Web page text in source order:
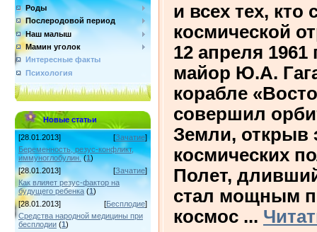
Роды
Послеродовой период
Наш малыш
Мамин уголок
Интересные факты
Психология
Новые статьи
[28.01.2013] [Зачатие]
Беременность, резус-конфликт,
иммуноглобулин. (1)
[28.01.2013]
[Зачатие]
Как влияет резус-фактор на
будущего ребенка (1)
[28.01.2013]
[Бесплодие]
Средства народной медицины при
бесплодии (1)
и всех тех, кто
космической
12 апреля
майор Ю.А.
корабле
совершил
Земли, открыв
космических
Полет,
стал мощным
космос ...